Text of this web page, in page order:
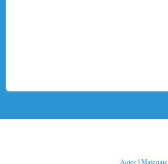
Autor |Materiais